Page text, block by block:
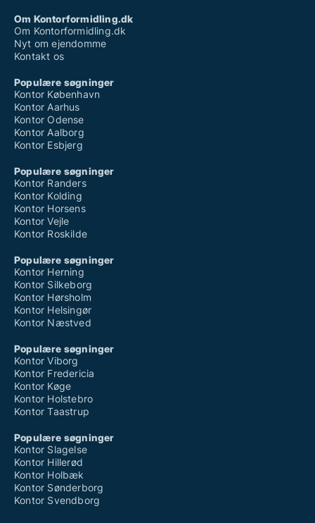
Om Kontorformidling.dk
Om Kontorformidling.dk
Nyt om ejendomme
Kontakt os
Populære søgninger
Kontor København
Kontor Aarhus
Kontor Odense
Kontor Aalborg
Kontor Esbjerg
Populære søgninger
Kontor Randers
Kontor Kolding
Kontor Horsens
Kontor Vejle
Kontor Roskilde
Populære søgninger
Kontor Herning
Kontor Silkeborg
Kontor Hørsholm
Kontor Helsingør
Kontor Næstved
Populære søgninger
Kontor Viborg
Kontor Fredericia
Kontor Køge
Kontor Holstebro
Kontor Taastrup
Populære søgninger
Kontor Slagelse
Kontor Hillerød
Kontor Holbæk
Kontor Sønderborg
Kontor Svendborg